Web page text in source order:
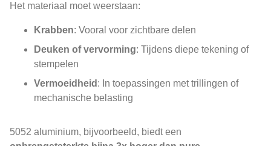
Het materiaal moet weerstaan:
Krabben: Vooral voor zichtbare delen
Deuken of vervorming: Tijdens diepe tekening of
stempelen
Vermoeidheid : In toepassingen met trillingen of
mechanische belasting
5052 aluminium, bijvoorbeeld, biedt een